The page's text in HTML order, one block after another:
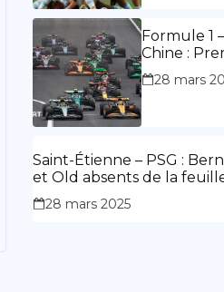
Formule 1
Chine :
d’Hamilton
l’Aston
28 mars
Saint-Étienne – PSG :
et Old absents de la
match.
28 mars 2025